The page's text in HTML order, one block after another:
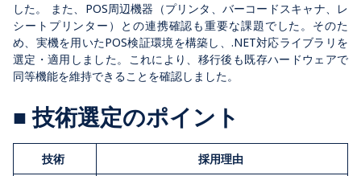
した。 また、POS周辺機器（プリンタ、バーコードスキャナ、レ
シートプリンター）との連携確認も重要な課題でした。そのた
め、実機を用いたPOS検証環境を構築し、.NET対応ライブラリを
選定・適用しました。これにより、移行後も既存ハードウェアで
同等機能を維持できることを確認しました。
■ 技術選定のポイント
技術
採用理由